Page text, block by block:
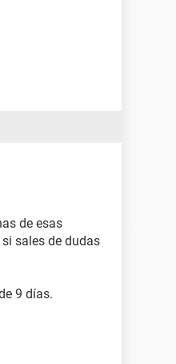
de esas
sales de dudas
9 días.